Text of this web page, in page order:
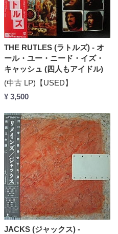
THE RUTLES (ラトルズ) - オ
ール・ユー・ニード・イズ・
キャッシュ (四人もアイドル)
(中古 LP)【USED】
¥ 3,500
JACKS (ジャックス) -